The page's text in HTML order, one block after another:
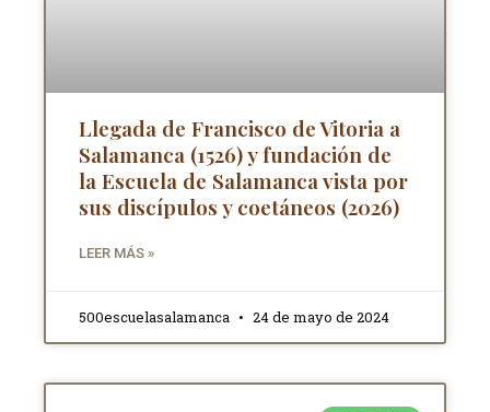
Llegada de Francisco de Vitoria a
Salamanca (1526) y fundación de
la Escuela de Salamanca vista por
sus discípulos y coetáneos (2026)
LEER MÁS »
500escuelasalamanca 24 de mayo de 2024